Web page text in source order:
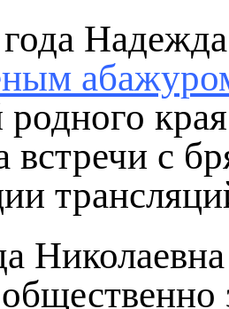
родного
встречи с
Николаевна